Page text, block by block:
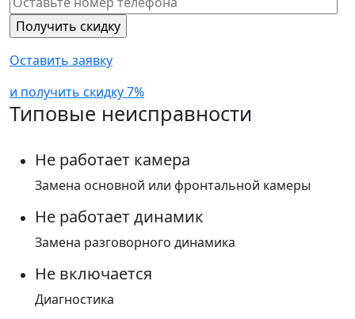
Оставить заявку
и получить скидку 7%
Типовые неисправности
Не работает камера
Замена основной или фронтальной камеры
Не работает динамик
Замена разговорного динамика
Не включается
Диагностика